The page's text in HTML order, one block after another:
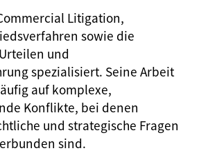
Litigation,
sowie die
und
spezialisiert. Seine Arbeit
auf komplexe,
Konflikte, bei denen
und strategische Fragen
sind.